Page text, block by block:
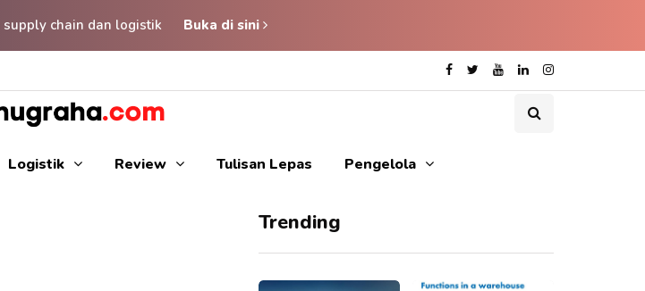
chain dan logistik Buka di sini
Logistik Review Tulisan Lepas Pengelola
Trending